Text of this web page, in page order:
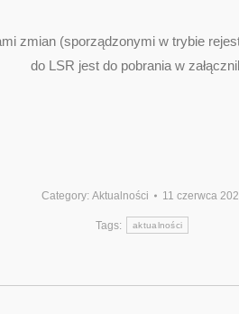
zmian (sporządzonymi w trybie
do LSR jest do pobrania w
Category: Aktualności 11 czerwca
Tags: aktualności